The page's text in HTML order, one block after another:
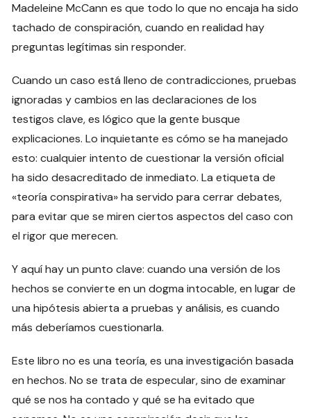
Madeleine McCann es que todo lo que no encaja ha sido
tachado de conspiración, cuando en realidad hay
preguntas legítimas sin responder.
Cuando un caso está lleno de contradicciones, pruebas
ignoradas y cambios en las declaraciones de los
testigos clave, es lógico que la gente busque
explicaciones. Lo inquietante es cómo se ha manejado
esto: cualquier intento de cuestionar la versión oficial
ha sido desacreditado de inmediato. La etiqueta de
«teoría conspirativa» ha servido para cerrar debates,
para evitar que se miren ciertos aspectos del caso con
el rigor que merecen.
Y aquí hay un punto clave: cuando una versión de los
hechos se convierte en un dogma intocable, en lugar de
una hipótesis abierta a pruebas y análisis, es cuando
más deberíamos cuestionarla.
Este libro no es una teoría, es una investigación basada
en hechos. No se trata de especular, sino de examinar
qué se nos ha contado y qué se ha evitado que